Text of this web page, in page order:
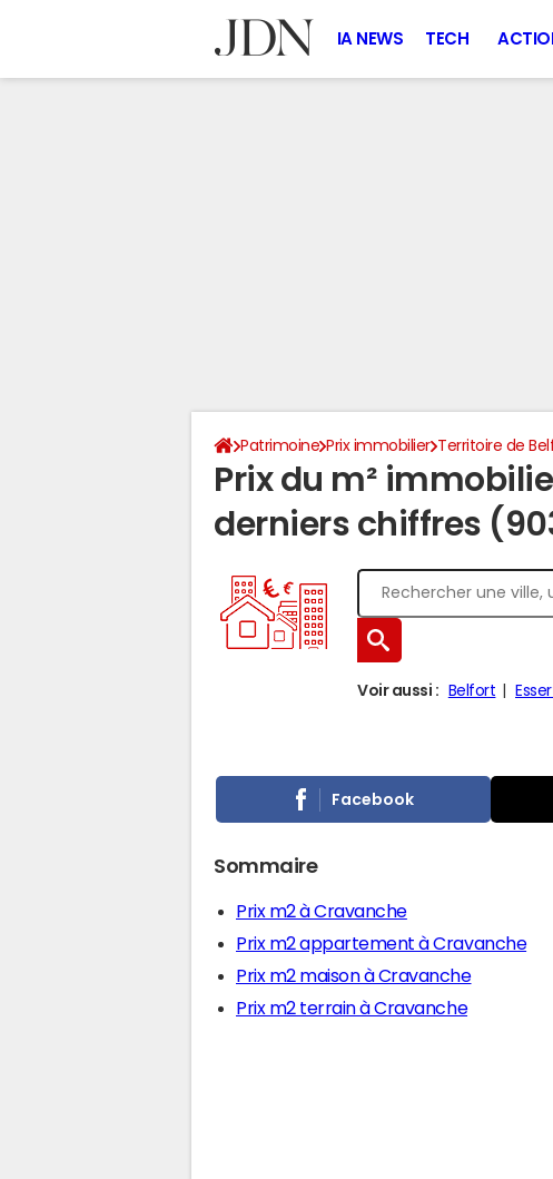
IA NEWS TECH
Patrimoine Prix immobilier Territoire de
Prix du m²
derniers chiffres
Voir aussi : Belfort
Facebook
Sommaire
Prix m2 à Cravanche
Prix m2 appartement à Cravanche
Prix m2 maison à Cravanche
Prix m2 terrain à Cravanche